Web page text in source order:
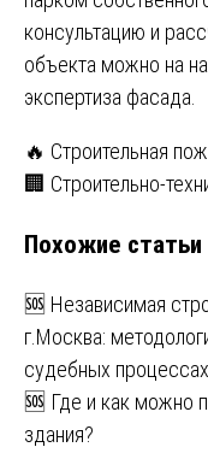
консультацию и
объекта можно на
экспертиза фасада.
Навигация
записям
🔥 Строительная
🏢 Строительно-
Похожие статьи
🆘 Независимая
г.Москва:
судебных процессах
🆘 Где и как можно
здания?